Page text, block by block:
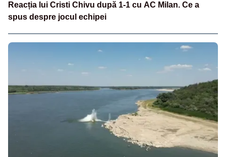
Reacția lui Cristi Chivu după 1-1 cu AC Milan. Ce a
spus despre jocul echipei